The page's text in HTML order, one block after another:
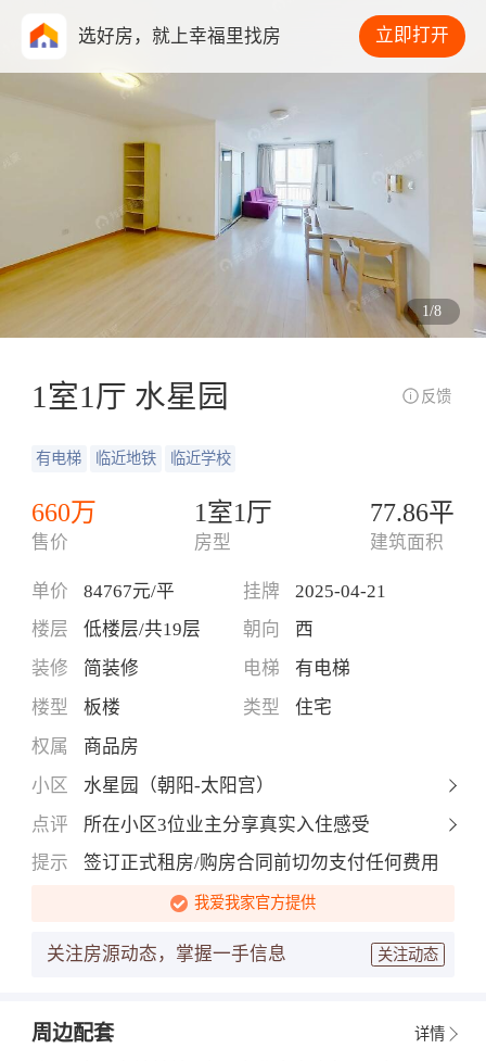
选好房，就上幸福里找房 立即打开
1/8
1室1厅 水星园 反馈
有电梯 临近地铁 临近学校
660万
售价
1室1厅
房型
77.86平
建筑面积
单价 84767元/平 挂牌
2025-04-21
楼层
低楼层/共19层 朝向
西
装修
简装修 电梯
有电梯
楼型
板楼 类型
住宅
权属
商品房
小区
水星园（朝阳-太阳宫）
点评
所在小区3位业主分享真实入住感受
提示
签订正式租房/购房合同前切勿支付任何费用
我爱我家官方提供
关注房源动态，掌握一手信息 关注动态
周边配套 详情